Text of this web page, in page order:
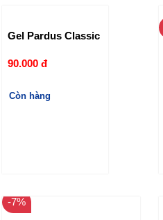
Gel Pardus Classic
90.000 đ
Còn hàng
-7%